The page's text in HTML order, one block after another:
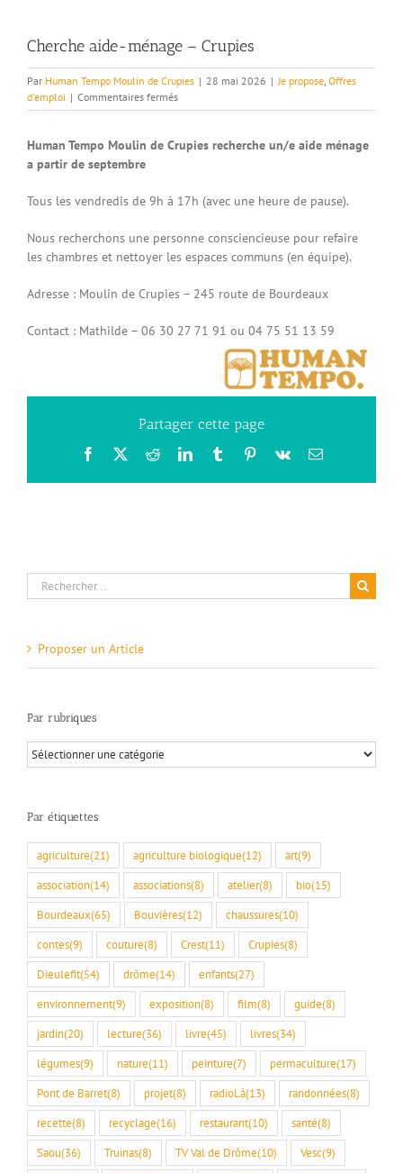
Cherche aide-ménage – Crupies
Par Human Tempo Moulin de Crupies | 28 mai 2026 | Je propose, Offres
d'emploi | Commentaires ferméssur
Cherche
ménage
Human Tempo Moulin de Crupies recherche un/e aide ménage
a partir de septembre
Tous les vendredis de 9h à 17h (avec une heure de pause).
Nous recherchons une personne consciencieuse pour refaire
les chambres et nettoyer les espaces communs (en équipe).
Adresse : Moulin de Crupies – 245 route de Bourdeaux
Contact : Mathilde – 06 30 27 71 91 ou 04 75 51 13 59
Partager cette page
Facebook
X RedditLinkedInTumblrPinterest
Vk Email
Rechercher:
Proposer un Article
Par rubriques
Par
rubriques
Par étiquettes
agriculture(21) agriculture biologique(12) art(9)
association(14) associations(8) atelier(8) bio(15)
Bourdeaux(65) Bouvières(12) chaussures(10)
contes(9) couture(8) Crest(11) Crupies(8)
Dieulefit(54) drôme(14) enfants(27)
environnement(9) exposition(8) film(8) guide(8)
jardin(20) lecture(36) livre(45) livres(34)
légumes(9) nature(11) peinture(7) permaculture(17)
Pont de Barret(8) projet(8) radioLà(13) randonnées(8)
recette(8) recyclage(16) restaurant(10) santé(8)
Saou(36) Truinas(8) TV Val de Drôme(10) Vesc(9)